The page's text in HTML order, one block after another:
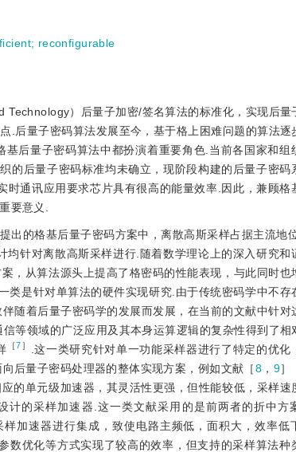
; reconfigurable
）后量子加密/签名算法的标准化，实现后量
.后量子密码算法发展至今，基于格上困难问题的算法逐
基后量子密码算法中都扮演着重要角色.当前各国家和组
的后量子密码标准均未确立，现阶段构建的后量子密码
时通讯应用要求芯片具有很高的能量效率.因此，兼顾格
要意义.
出的格基后量子密码方案中，离散高斯采样占据主流地
针对离散高斯采样进行.随着数学理论上的深入研究和
，从算法源头上提高了格密码的性能表现，与此同时也
是针对单算法的硬件实现研究.由于传统密码学中不存
随着后量子密码学的发展而发展，在当前的文献中针对
等领域的广泛应用及其本身运算逻辑的复杂性得到了相
［7］
.这一类研究针对单一功能采样器进行了特定的优化
后量子密码处理器的整体实现方案，例如文献［8 ， 9］
的单元级加速器，其灵活性更强，但性能较低，采样速
的采样加速器.这一类文献采用的是前两者的折中方
加速器进行集成，致使电路主频低，面积大，效率低
数优化等方式实现了较高的效率，但支持的采样算法种